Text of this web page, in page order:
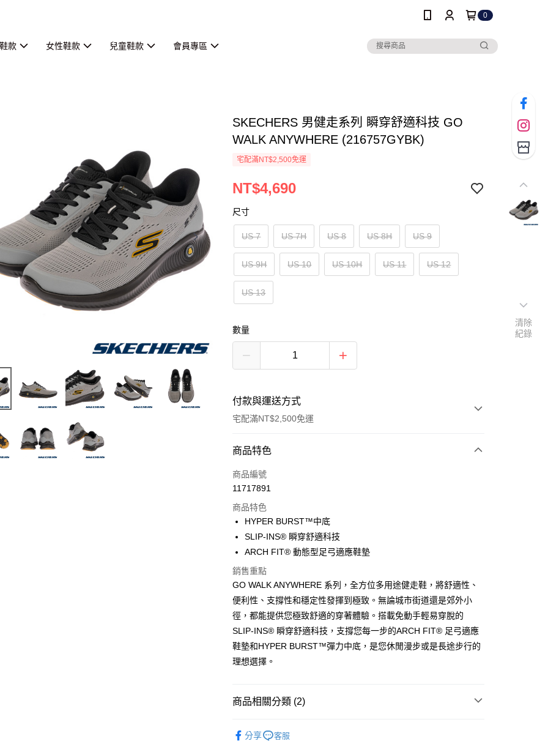
0
款 女性鞋款 兒童鞋款 會員專區
SKECHERS 男健走系列 瞬穿舒適科技 GO
WALK ANYWHERE (216757GYBK)
宅配滿NT$2,500免運
NT$4,690
尺寸
US 7 US 7H US 8 US 8H US 9
US 9H US 10 US 10H US 11 US 12
US 13
數量
付款與運送方式
宅配滿NT$2,500免運
付款方式
信用卡一次付款
大哥付你分期
相關說明
1.本服務由台灣大哥大提供，台灣大哥大用戶可立即使用無須另外申請。
2.付款方式選擇「大哥付你分期」，訂單成立後會自動跳轉到大哥付的交易
流程，驗證手機門號後，選擇欲分期的期數、繳款截止日，確認付款後即
完成交易。
3.實際核准額度、可分期數及費用金額請依後續交易確認頁面所載為準。
4.訂單成立30分鐘內，如未前往確認交易或遇審核未通過，訂單將自動取
消。如遇「轉專審核」未通過狀況，表示未達大哥付你分期系統評分，恕
無法說明評估內容。
【繳款方式說明】
醒簡訊。
用戶於交易時，得透過本服務購買商品或服務，並由商店將買賣／分期付
款買賣價金債權讓與本公司後，依約使用本公司帳單繳交帳款。
ATM付款
宅配
每筆NT$100，滿NT$2,500(含以上)免運費
商品特色
商品編號
11717891
商品特色
HYPER BURST™中底
SLIP-INS® 瞬穿舒適科技
ARCH FIT® 動態型足弓適應鞋墊
銷售重點
GO WALK ANYWHERE 系列，全方位多用途健走鞋，將舒適性、
便利性、支撐性和穩定性發揮到極致。無論城市街道還是郊外小
徑，都能提供您極致舒適的穿著體驗。搭載免動手輕易穿脫的
SLIP-INS® 瞬穿舒適科技，支撐您每一步的ARCH FIT® 足弓適應
鞋墊和HYPER BURST™彈力中底，是您休閒漫步或是長途步行的
理想選擇。
商品相關分類 (2)
分享 客服
清除
紀錄